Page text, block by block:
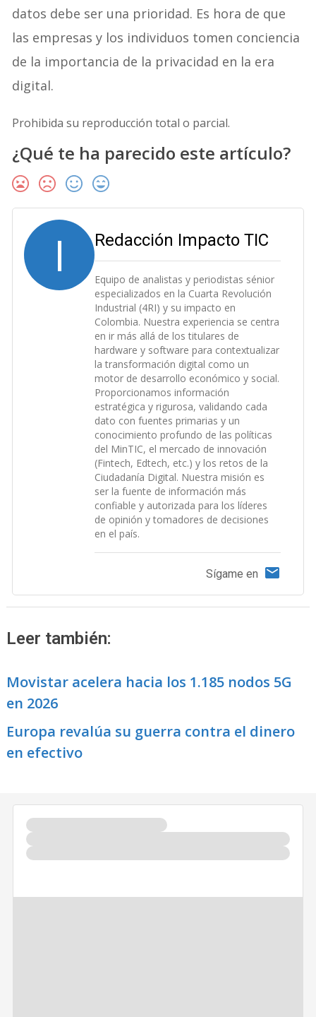
datos debe ser una prioridad. Es hora de que
las empresas y los individuos tomen conciencia
de la importancia de la privacidad en la era
digital.
Prohibida su reproducción total o parcial.
¿Qué te ha parecido este artículo?
I Redacción Impacto TIC
Equipo de analistas y periodistas sénior
especializados en la Cuarta Revolución
Industrial (4RI) y su impacto en
Colombia. Nuestra experiencia se centra
en ir más allá de los titulares de
hardware y software para contextualizar
la transformación digital como un
motor de desarrollo económico y social.
Proporcionamos información
estratégica y rigurosa, validando cada
dato con fuentes primarias y un
conocimiento profundo de las políticas
del MinTIC, el mercado de innovación
(Fintech, Edtech, etc.) y los retos de la
Ciudadanía Digital. Nuestra misión es
ser la fuente de información más
confiable y autorizada para los líderes
de opinión y tomadores de decisiones
en el país.
Sígame en
Leer también:
Movistar acelera hacia los 1.185 nodos 5G
en 2026
Europa revalúa su guerra contra el dinero
en efectivo